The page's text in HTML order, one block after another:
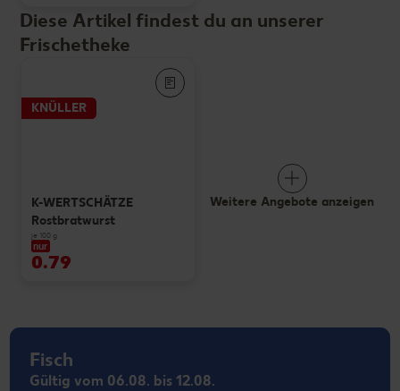
Diese Artikel findest du an unserer
Frischetheke
KNÜLLER
K-WERTSCHÄTZE
Rostbratwurst
je 100 g
nur
0.79
Weitere Angebote anzeigen
Fisch
Gültig vom 06.08. bis 12.08.